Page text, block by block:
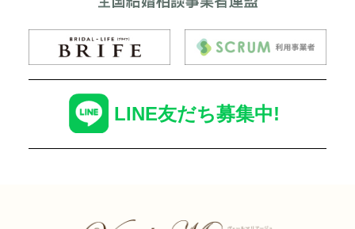
LINE友だち募集中!